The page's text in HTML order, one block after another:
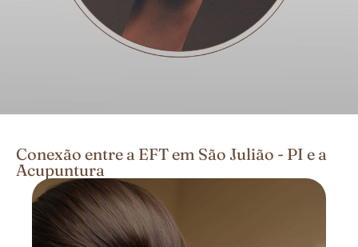
Conexão entre a EFT em São Julião - PI e a
Acupuntura